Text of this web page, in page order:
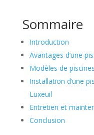
Sommaire
Introduction
Avantages d’une
Modèles de
Installation d’une
Luxeuil
Entretien et
Conclusion